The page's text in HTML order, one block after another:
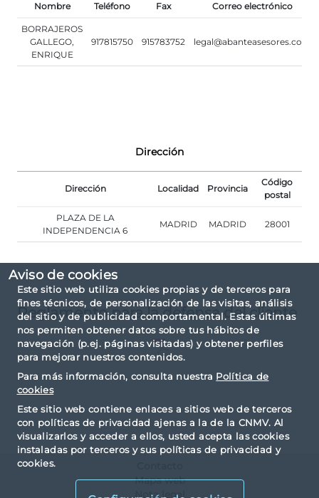
Aviso de cookies
Este sitio web utiliza cookies propias y de terceros para
fines técnicos, de personalización de las visitas, análisis
del sitio y de publicidad comportamental. Estas últimas
nos permiten obtener datos sobre tus hábitos de
navegación (p.ej. páginas visitadas) y obtener perfiles
para mejorar nuestros contenidos.
Para más información, consulta nuestra Política de
cookies
Este sitio web contiene enlaces a sitios web de terceros
con políticas de privacidad ajenas a la de la CNMV. Al
visualizarlos y acceder a ellos, usted acepta las cookies
instaladas por terceros y sus políticas de privacidad y
cookies.
Nombre Teléfono Fax Correo electrónico
BORRAJEROS
GALLEGO,
ENRIQUE
917815750 915783752 legal@abanteasesores.com
Dirección
Dirección Localidad Provincia
Código
postal
PLAZA DE LA
INDEPENDENCIA 6
MADRID MADRID 28001
Reglamento para la defensa del cliente
Mapa web
Nota legal